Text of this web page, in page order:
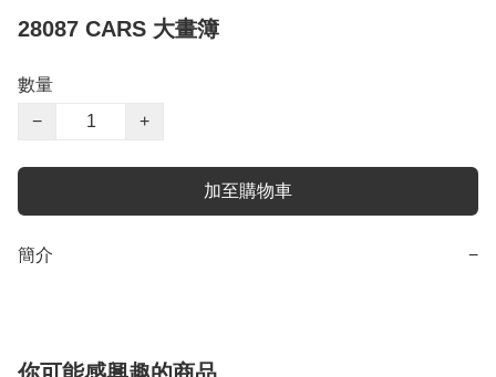
28087 CARS 大畫簿
數量
−
+
加至購物車
簡介 −